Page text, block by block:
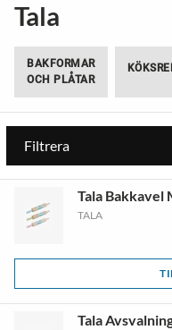
Tala
BAKFORMAR
OCH PLÅTAR
Filtrera
Tala Bakkavel
TALA
Tala